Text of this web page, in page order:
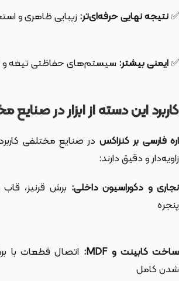
✅نتیجه‌ نهایی حرفه‌ای‌تر:زیبایی ظاهری و
✅ایمنی بیشتر: سیستم‌های حفاظتی تیغه و
کاربرد این دسته از ابزار در صنایع
اره فارسی بر کنزاکس در صنایع مختلفی
زاویه‌دار و دقیق دارند:
نجاری و دکوراسیون داخلی: برش قرنیز،
پنجره
ساخت کابینت و MDF:
اتصال قطعات با
شدن کامل